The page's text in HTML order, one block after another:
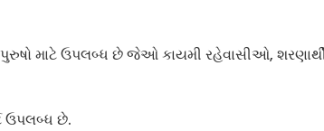
માટે ઉપલબ્ધ છે જેઓ કાયમી રહેવાસીઓ,
ઉપલબ્ધ છે.